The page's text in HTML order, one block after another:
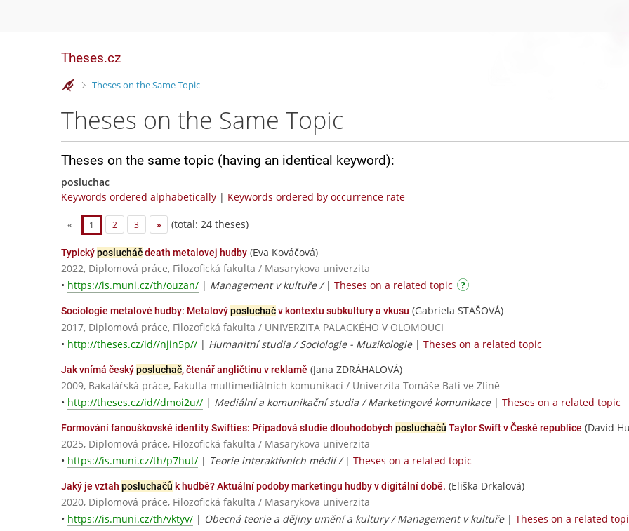
Theses.cz
>
Theses on the Same Topic
Theses on the Same Topic
Theses on the same topic (having an identical keyword):
posluchac
Keywords ordered alphabetically | Keywords ordered by occurrence rate
« 1 2 3 » (total: 24 theses)
Typickýposlucháčdeath metalovej hudby (Eva Kováčová)
2022, Diplomová práce, Filozofická fakulta / Masarykova univerzita
• https://is.muni.cz/th/ouzan/ | Management v kultuře / | Theses on a related topic
Sociologie metalové hudby: Metalovýposluchačv kontextu subkultury a vkusu (Gabriela STAŠOVÁ)
2017, Diplomová práce, Filozofická fakulta / UNIVERZITA PALACKÉHO V OLOMOUCI
• http://theses.cz/id//njin5p// | Humanitní studia / Sociologie - Muzikologie| Theses on a related topic
Jak vnímá českýposluchač, čtenář angličtinu v reklamě (Jana ZDRÁHALOVÁ)
2009, Bakalářská práce, Fakulta multimediálních komunikací / Univerzita Tomáše Bati ve Zlíně
• http://theses.cz/id//dmoi2u// | Mediální a komunikační studia / Marketingové komunikace| Theses on a related topic
Formování fanouškovské identity Swifties: Případová studie dlouhodobých posluchačů Taylor Swift v České republice (David
2025, Diplomová práce, Filozofická fakulta / Masarykova univerzita
• https://is.muni.cz/th/p7hut/ | Teorie interaktivních médií / | Theses on a related topic
Jaký je vztah posluchačů k hudbě? Aktuální podoby marketingu hudby v digitální době. (Eliška Drkalová)
2020, Diplomová práce, Filozofická fakulta / Masarykova univerzita
• https://is.muni.cz/th/vktyv/ | Obecná teorie a dějiny umění a kultury / Management v kultuře| Theses on a related